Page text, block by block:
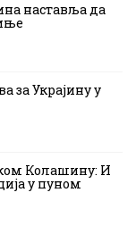
наставља да
за Украјину у
Колашину: И
у пуном